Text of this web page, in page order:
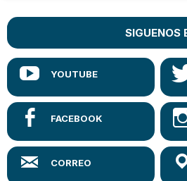
SIGUENOS